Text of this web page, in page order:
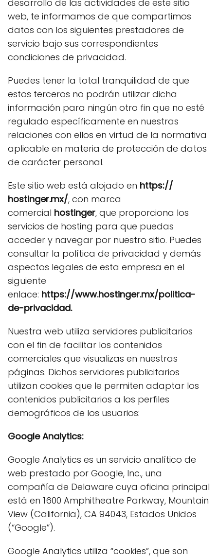
desarrollo de las actividades de este sitio
web, te informamos de que compartimos
datos con los siguientes prestadores de
servicio bajo sus correspondientes
condiciones de privacidad.
Puedes tener la total tranquilidad de que
estos terceros no podrán utilizar dicha
información para ningún otro fin que no esté
regulado específicamente en nuestras
relaciones con ellos en virtud de la normativa
aplicable en materia de protección de datos
de carácter personal.
Este sitio web está alojado en https://
hostinger.mx/, con marca
comercial hostinger, que proporciona los
servicios de hosting para que puedas
acceder y navegar por nuestro sitio. Puedes
consultar la política de privacidad y demás
aspectos legales de esta empresa en el
siguiente
enlace: https://www.hostinger.mx/politica-
de-privacidad.
Nuestra web utiliza servidores publicitarios
con el fin de facilitar los contenidos
comerciales que visualizas en nuestras
páginas. Dichos servidores publicitarios
utilizan cookies que le permiten adaptar los
contenidos publicitarios a los perfiles
demográficos de los usuarios:
Google Analytics:
Google Analytics es un servicio analítico de
web prestado por Google, Inc., una
compañía de Delaware cuya oficina principal
está en 1600 Amphitheatre Parkway, Mountain
View (California), CA 94043, Estados Unidos
(“Google”).
Google Analytics utiliza “cookies”, que son